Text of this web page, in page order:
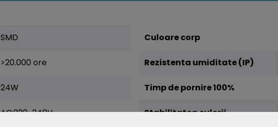
SMD
>20.000 ore
24W
AC:220-240V
Culoare corp
Rezistenta umiditate (IP)
Timp de pornire 100%
Stabilitatea culorii